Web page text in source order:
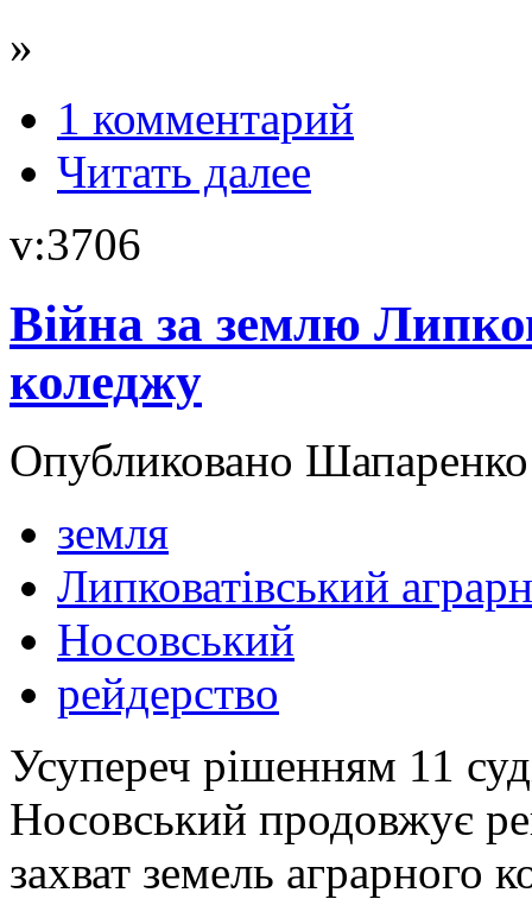
»
1 комментарий
Читать далее
v:3706
Війна за землю
коледжу
Опубликовано
земля
Липковатівський
Носовський
рейдерство
Усупереч рішенням 11
Носовський продовжує
захват земель аграрного